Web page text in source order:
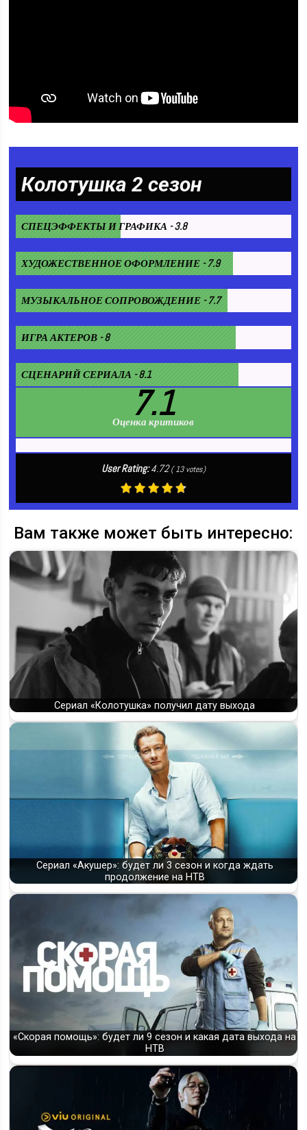
Колотушка 2 сезон
СПЕЦЭФФЕКТЫ И ГРАФИКА - 3.8
ХУДОЖЕСТВЕННОЕ ОФОРМЛЕНИЕ - 7.9
МУЗЫКАЛЬНОЕ СОПРОВОЖДЕНИЕ - 7.7
ИГРА АКТЕРОВ - 8
СЦЕНАРИЙ СЕРИАЛА - 8.1
7.1
Оценка критиков
User Rating:4.72 (13votes)
Вам также может быть интересно:
Сериал «Колотушка» получил дату выхода
Сериал «Акушер»: будет ли 3 сезон и когда ждать
продолжение на НТВ
«Скорая помощь»: будет ли 9 сезон и какая дата выхода на
НТВ